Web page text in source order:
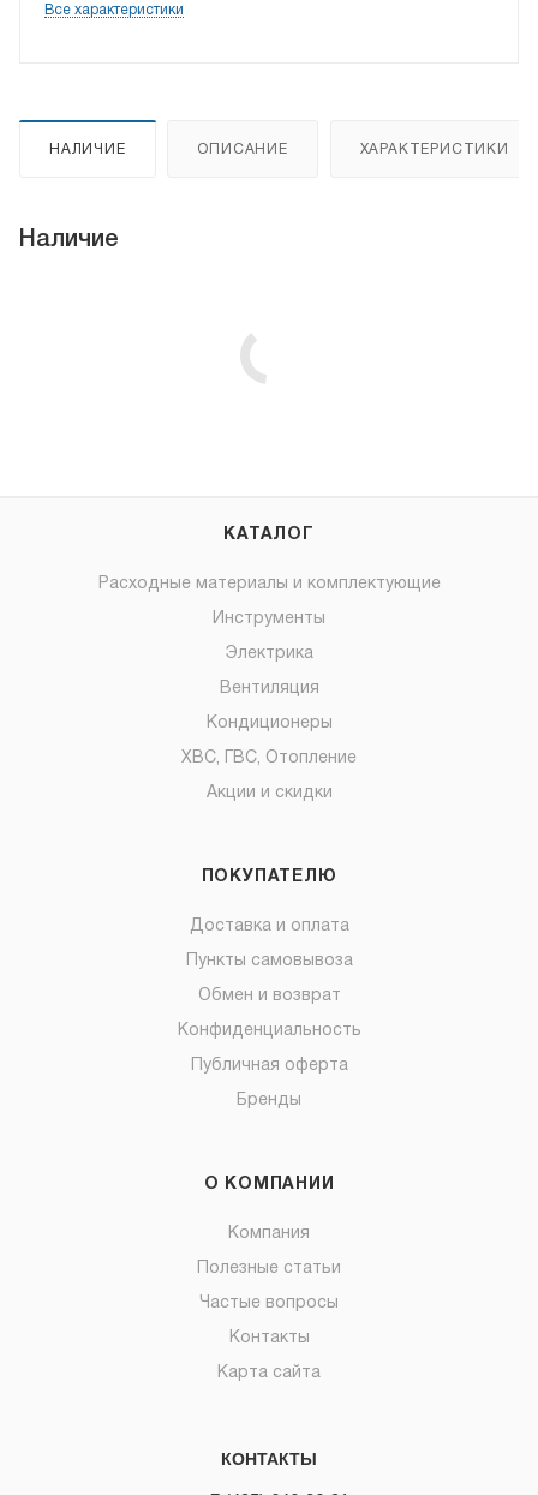
Все характеристики
НАЛИЧИЕ ОПИСАНИЕ ХАРАКТЕРИСТИКИ
Наличие
КАТАЛОГ
Расходные материалы и комплектующие
Инструменты
Электрика
Вентиляция
Кондиционеры
ХВС, ГВС, Отопление
Акции и скидки
ПОКУПАТЕЛЮ
Доставка и оплата
Пункты самовывоза
Обмен и возврат
Конфиденциальность
Публичная оферта
Бренды
О КОМПАНИИ
Компания
Полезные статьи
Частые вопросы
Контакты
Карта сайта
КОНТАКТЫ